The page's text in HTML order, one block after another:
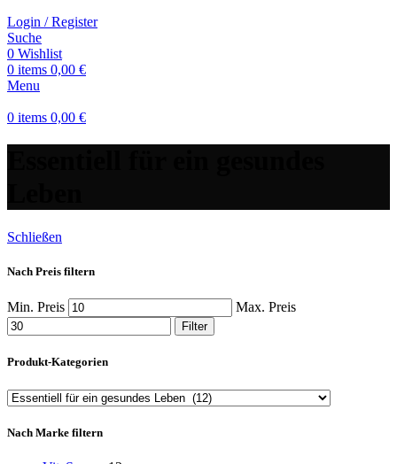
Login / Register
Suche
0 Wishlist
0 items 0,00 €
Menu
0 items 0,00 €
Schließen
Nach Preis filtern
Min. Preis Max. Preis
Filter
Produkt-Kategorien
Nach Marke filtern